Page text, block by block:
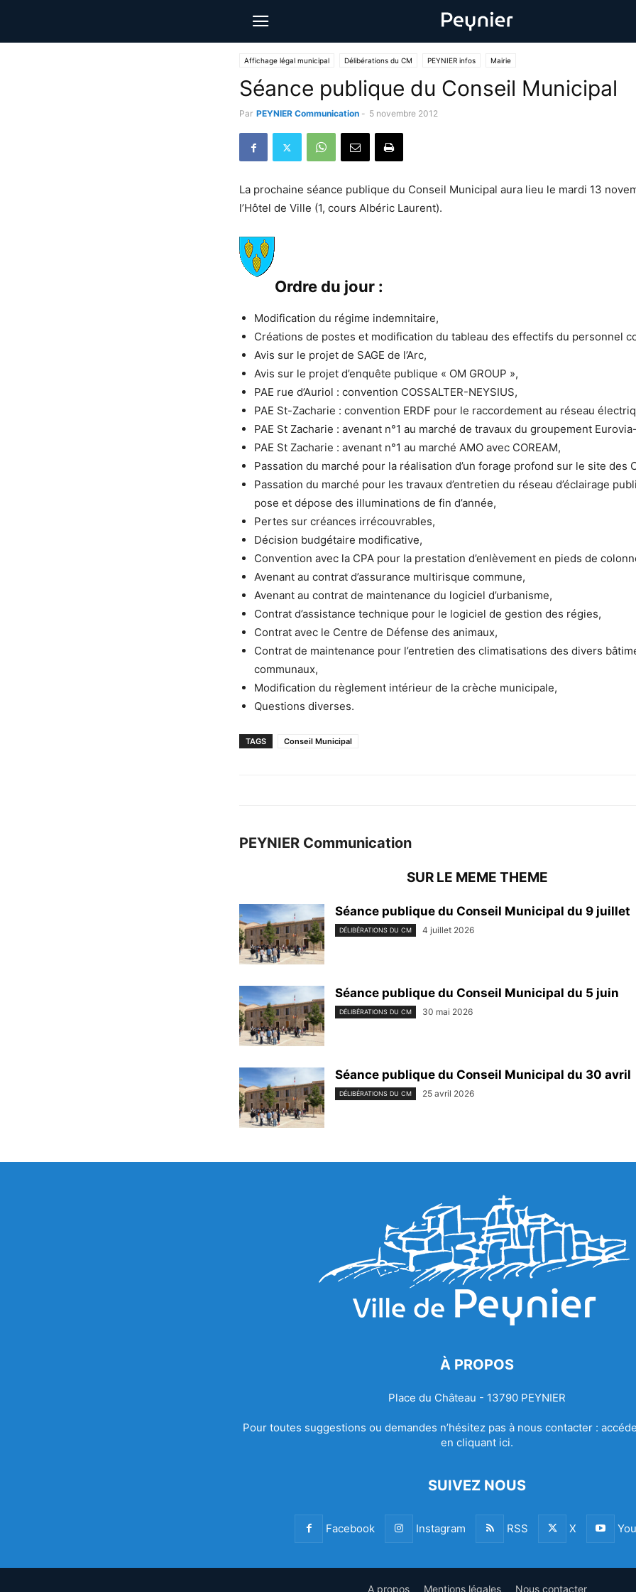
Affichage légal municipal Délibérations du CM PEYNIER infos Mairie
Séance publique du Conseil Municipal
Par PEYNIER Communication - 5 novembre 2012
La prochaine séance publique du Conseil Municipal aura lieu le mardi 13
l’Hôtel de Ville (1, cours Albéric Laurent).
Ordre du jour :
Modification du régime indemnitaire,
Créations de postes et modification du tableau des effectifs du personnel
Avis sur le projet de SAGE de l’Arc,
Avis sur le projet d’enquête publique « OM GROUP »,
PAE rue d’Auriol : convention COSSALTER-NEYSIUS,
PAE St-Zacharie : convention ERDF pour le raccordement au réseau
PAE St Zacharie : avenant n°1 au marché de travaux du groupement
PAE St Zacharie : avenant n°1 au marché AMO avec COREAM,
Passation du marché pour la réalisation d’un forage profond sur le site des
Passation du marché pour les travaux d’entretien du réseau d’éclairage
pose et dépose des illuminations de fin d’année,
Pertes sur créances irrécouvrables,
Décision budgétaire modificative,
Convention avec la CPA pour la prestation d’enlèvement en pieds de
Avenant au contrat d’assurance multirisque commune,
Avenant au contrat de maintenance du logiciel d’urbanisme,
Contrat d’assistance technique pour le logiciel de gestion des régies,
Contrat avec le Centre de Défense des animaux,
Contrat de maintenance pour l’entretien des climatisations des divers
communaux,
Modification du règlement intérieur de la crèche municipale,
Questions diverses.
TAGS Conseil Municipal
PEYNIER Communication
SUR LE MEME THEME
Séance publique du Conseil Municipal du 9 juillet
DÉLIBÉRATIONS DU CM 4 juillet 2026
Séance publique du Conseil Municipal du 5 juin
DÉLIBÉRATIONS DU CM 30 mai 2026
Séance publique du Conseil Municipal du 30 avril
DÉLIBÉRATIONS DU CM 25 avril 2026
À PROPOS
Place du Château - 13790 PEYNIER
Pour toutes suggestions ou demandes n’hésitez pas à nous contacter :
en cliquant ici.
SUIVEZ NOUS
Facebook Instagram RSS X
A propos Mentions légales Nous contacter